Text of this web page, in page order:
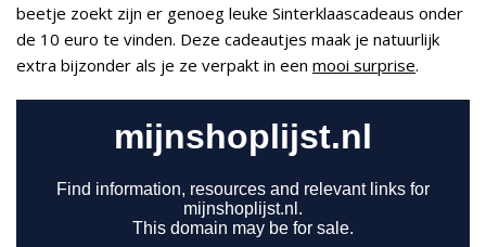
beetje zoekt zijn er genoeg leuke Sinterklaascadeaus onder
de 10 euro te vinden. Deze cadeautjes maak je natuurlijk
extra bijzonder als je ze verpakt in een mooi surprise.